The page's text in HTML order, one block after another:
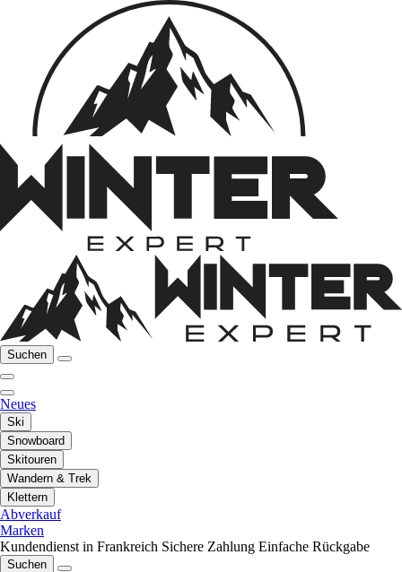
Suchen
Neues
Ski
Snowboard
Skitouren
Wandern & Trek
Klettern
Abverkauf
Marken
Kundendienst in Frankreich Sichere Zahlung Einfache Rückgabe
Suchen